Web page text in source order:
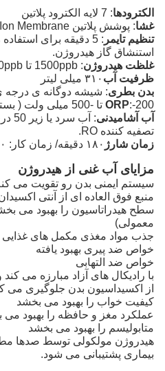
الکترودها: 7 لايه الکترود پلاتين
غشا: پوشش پلاتین SPE/PEM Ion Membrane.
تنظیم تایمر
استنشاق گاز هیدروژن.
غلظت هیدروژن: 1500ppb تا 2000ppb
ظرفیت آب۳۱۰ میلی لیتر
بدن بطری: شیشه دوگانه ی درجه ی
ORP:-200 تا -500 میلی ولت ( بستگی به کیفیت آب دارد).
آب آشامیدنی
: آب
تصفیه کننده RO.
زمان شارژ۱۸۰ دقیقه/ زمان کار: ۶۰ دقیقه
مزایای آب غنی از هیدروژن
سیستم ایمنی بدن رو تقویت می کنه
منبع فوق العاده ای از آنتی اکسیدان
معمولی)
جذب مواد مغذی مکمل های غذایی
خواص ضد پیری بهبود یافته
خواص ضد التهابی
با رادیکال های آزاد مبارزه می کند
از اکسیداسیون بدن جلوگیری می
کیفیت خواب را بهبود می بخشد
عملکرد مغز و حافظه را بهبود می
متابولیسم را بهبود می بخشد
بیماری پشتیبانی می شود.